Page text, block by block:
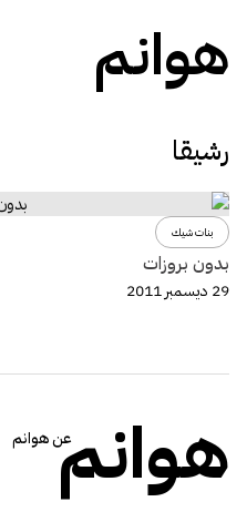
هوانم
رشيقا
بنات شيك
بدون بروزات
29 ديسمبر 2011
هوانمعن هوانم